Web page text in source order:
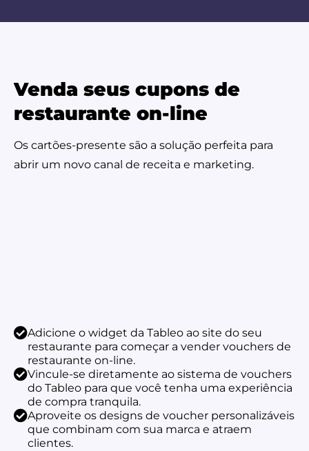
Venda seus cupons de
restaurante on-line
Os cartões-presente são a solução perfeita para
abrir um novo canal de receita e marketing.
Adicione o widget da Tableo ao site do seu
restaurante para começar a vender vouchers de
restaurante on-line.
Vincule-se diretamente ao sistema de vouchers
do Tableo para que você tenha uma experiência
de compra tranquila.
Aproveite os designs de voucher personalizáveis
que combinam com sua marca e atraem
clientes.